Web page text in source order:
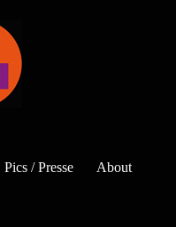
Pics / Presse About